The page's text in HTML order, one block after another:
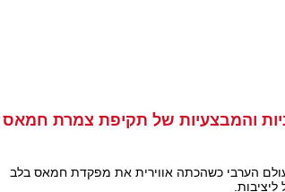
והמבצעיות של תקיפת צמרת חמאס
הערבי כשהכתה אווירית את מפקדת חמאס בלב